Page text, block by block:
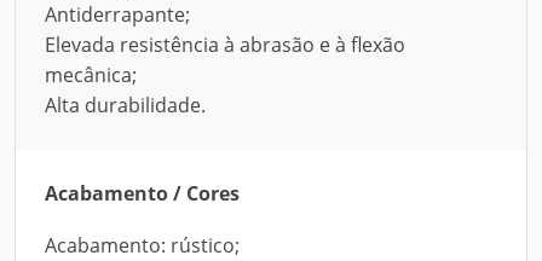
Antiderrapante;
Elevada resistência à abrasão e à flexão
mecânica;
Alta durabilidade.
Acabamento / Cores
Acabamento: rústico;